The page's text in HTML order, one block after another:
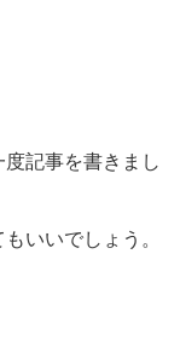
記事を書きまし
いいでしょう。